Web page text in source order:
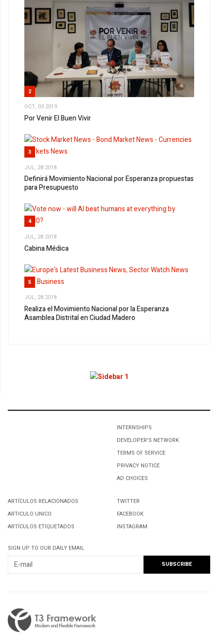
2
OCT, 03 2019
Por Venir El Buen Vivir
3
JUL, 28 2018
Definirá Movimiento Nacional por Esperanza propuestas
para Presupuesto
4
JUL, 28 2018
Cabina Médica
5
JUL, 28 2018
Realiza el Movimiento Nacional por la Esperanza
Asamblea Distrital en Ciudad Madero
SÓLO EN UNIDAD, SIN VETOS NI OBSTINACIONES, SE
Toma protesta dirigente municipal de Movimiento
Pintando nuestro hogar
INTERNSHIPS
DEVELOPER'S NETWORK
TERMS OF SERVICE
PRIVACY NOTICE
AD CHOICES
ARTÍCULOS RELACIONADOS
ARTICULO UNICO
ARTÍCULOS ETIQUETADOS
TWITTER
FACEBOOK
INSTAGRAM
SIGN UP TO OUR DAILY EMAIL